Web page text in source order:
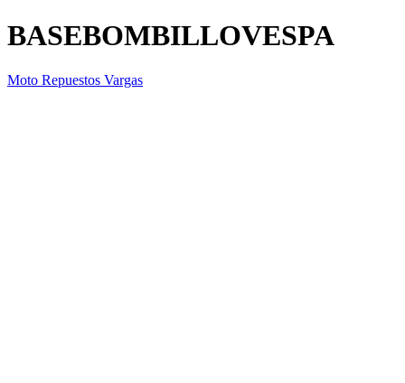
BASEBOMBILLOVESPA
Moto Repuestos Vargas